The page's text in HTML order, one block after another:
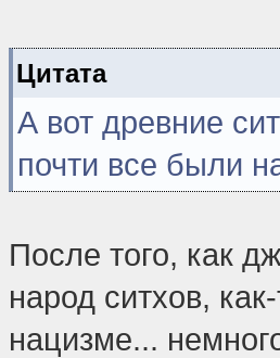
Цитата
А вот древние
почти все были
После того, как
народ ситхов,
нацизме...